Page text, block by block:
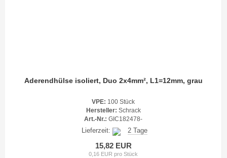
Aderendhülse isoliert, Duo 2x4mm², L1=12mm, grau
VPE: 100 Stück
Hersteller: Schrack
Art.-Nr.: GIC182478-
Lieferzeit: 2 Tage
15,82 EUR
0,16 EUR pro Stück